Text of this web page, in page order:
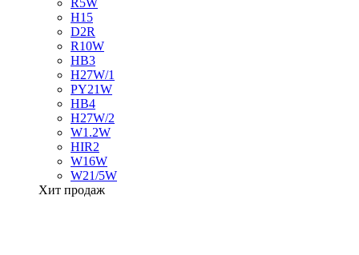
R5W
H15
D2R
R10W
HB3
H27W/1
PY21W
HB4
H27W/2
W1.2W
HIR2
W16W
W21/5W
Хит продаж